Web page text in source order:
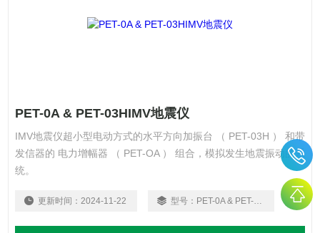
PET-0A & PET-03HIMV地震仪
IMV地震仪超小型电动方式的水平方向加振台 （ PET-03H ） 和带
发信器的 电力增幅器 （ PET-OA ） 组合，模拟发生地震振动的系
统。
更新时间： 2024-11-22 型号： PET-0A & PET-03H